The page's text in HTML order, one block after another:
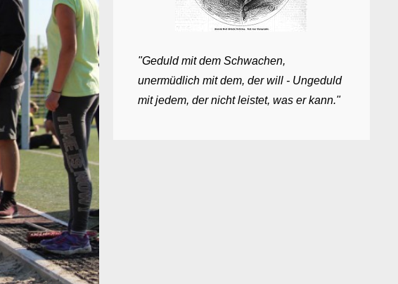
"Geduld mit dem Schwachen,
unermüdlich mit dem, der will - Ungeduld
mit jedem, der nicht leistet, was er kann."